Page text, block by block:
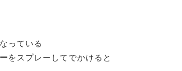
っている
をスプレーしてでかけると